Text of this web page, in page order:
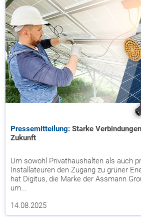
Pressemitteilung: Starke
Zukunft
Um sowohl Privathaushalten als auch
Installateuren den Zugang zu grüner
hat Digitus, die Marke der Assmann
um...
14.08.2025